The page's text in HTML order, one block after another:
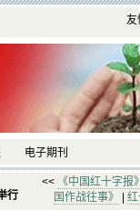
友
电子期刊
行
<<
《中国红十字
国作战往事》